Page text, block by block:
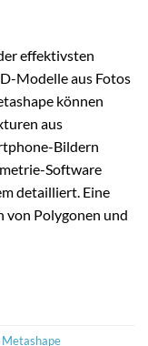
effektivsten
Modelle aus Fotos
können
aus
Bildern
Software
detailliert. Eine
Polygonen und